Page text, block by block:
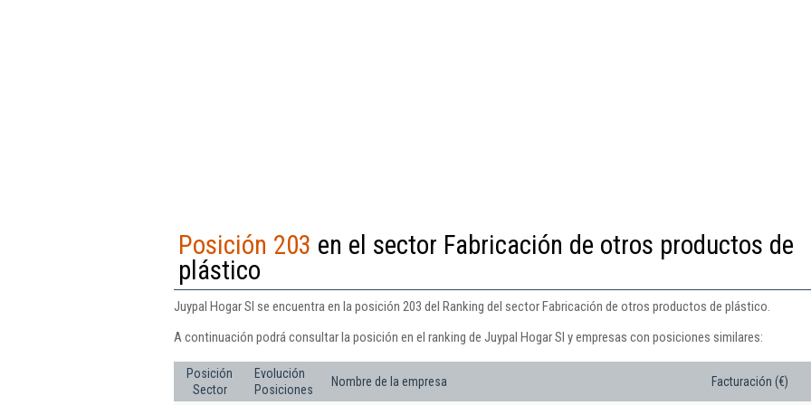
Posición 203 en el sector Fabricación de otros productos de
plástico
Juypal Hogar Sl se encuentra en la posición 203 del Ranking del sector Fabricación de otros productos de plástico.
A continuación podrá consultar la posición en el ranking de Juypal Hogar Sl y empresas con posiciones similares:
Posición
Sector
Evolución
Posiciones
Nombre de la empresa Facturación (€)